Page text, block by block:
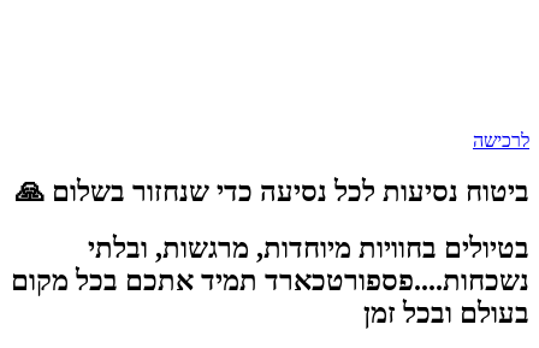
לרכישה
ביטוח נסיעות לכל נסיעה כדי שנחזור בשלום 🙏
בטיולים בחוויות מיוחדות, מרגשות, ובלתי
נשכחות....פספורטכארד תמיד אתכם בכל מקום
בעולם ובכל זמן